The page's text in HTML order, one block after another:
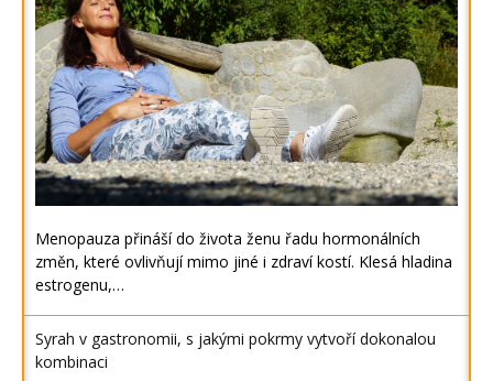
Menopauza přináší do života ženu řadu hormonálních
změn, které ovlivňují mimo jiné i zdraví kostí. Klesá hladina
estrogenu,…
Syrah v gastronomii, s jakými pokrmy vytvoří dokonalou
kombinaci